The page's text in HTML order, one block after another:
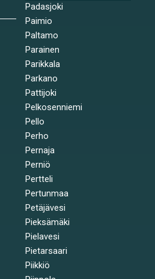
Padasjoki
Paimio
Paltamo
Parainen
Parikkala
Parkano
Pattijoki
Pelkosenniemi
Pello
Perho
Pernaja
Perniö
Pertteli
Pertunmaa
Petäjävesi
Pieksämäki
Pielavesi
Pietarsaari
Piikkiö